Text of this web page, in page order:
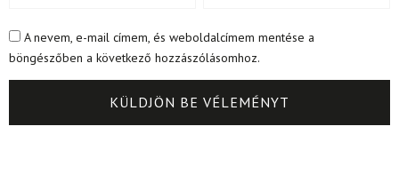
A nevem, e-mail címem, és weboldalcímem mentése a
böngészőben a következő hozzászólásomhoz.